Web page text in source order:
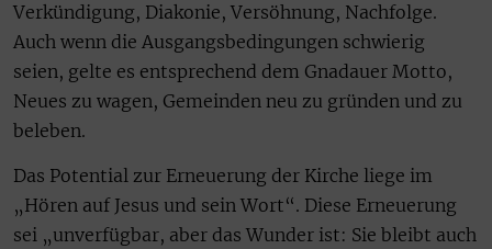
Verkündigung, Diakonie, Versöhnung, Nachfolge.
Auch wenn die Ausgangsbedingungen schwierig
seien, gelte es entsprechend dem Gnadauer Motto,
Neues zu wagen, Gemeinden neu zu gründen und zu
beleben.
Das Potential zur Erneuerung der Kirche liege im
„Hören auf Jesus und sein Wort“. Diese Erneuerung
sei „unverfügbar, aber das Wunder ist: Sie bleibt auch